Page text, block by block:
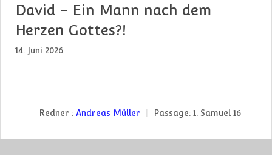
David – Ein Mann nach dem
Herzen Gottes?!
14. Juni 2026
Redner : Andreas Müller Passage: 1. Samuel 16